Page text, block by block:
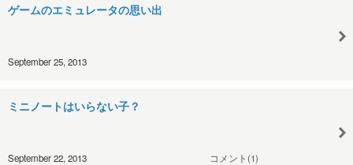
ゲームのエミュレータの思い出
September 25, 2013
ミニノートはいらない子？
September 22, 2013 コメント(1)